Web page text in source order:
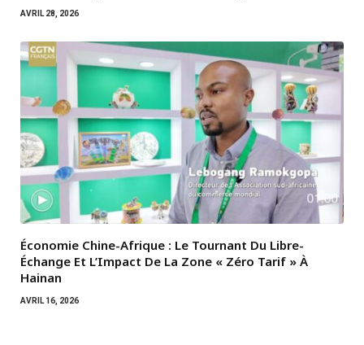
AVRIL 28, 2026
Économie Chine-Afrique : Le Tournant Du Libre-
Échange Et L’Impact De La Zone « Zéro Tarif » À
Hainan
AVRIL 16, 2026